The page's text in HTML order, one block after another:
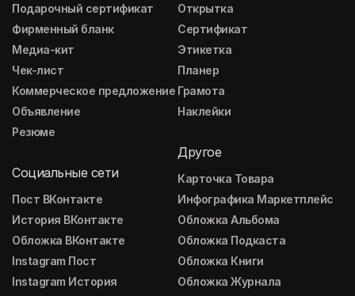
Подарочный сертификат
Фирменный бланк
Медиа-кит
Чек-лист
Коммерческое предложение
Объявление
Резюме
Социальные сети
Пост ВКонтакте
История ВКонтакте
Обложка ВКонтакте
Instagram Пост
Instagram История
Открытка
Сертификат
Этикетка
Планер
Грамота
Наклейки
Другое
Карточка Товара
Инфографика Маркетплейс
Обложка Альбома
Обложка Подкаста
Обложка Книги
Обложка Журнала